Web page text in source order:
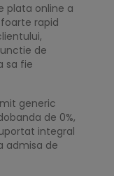
plata online a
rapid
de
sa fie
generic
de 0%,
integral
admisa de